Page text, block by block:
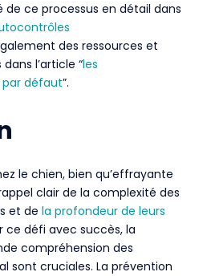
de ce processus en détail dans
des ressources et
l’article “les
défaut”.
le chien, bien qu’effrayante
clair de la complexité des
et de la profondeur de leurs
ce défi avec succès, la
compréhension des
sont cruciales. La prévention